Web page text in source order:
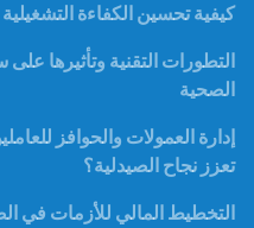
كيفية تحسين الكفاءة
التطورات التقنية وتأثيرها
الصحية
إدارة العمولات والحوافز
تعزز نجاح الصيدلية؟
التخطيط المالي للأزمات